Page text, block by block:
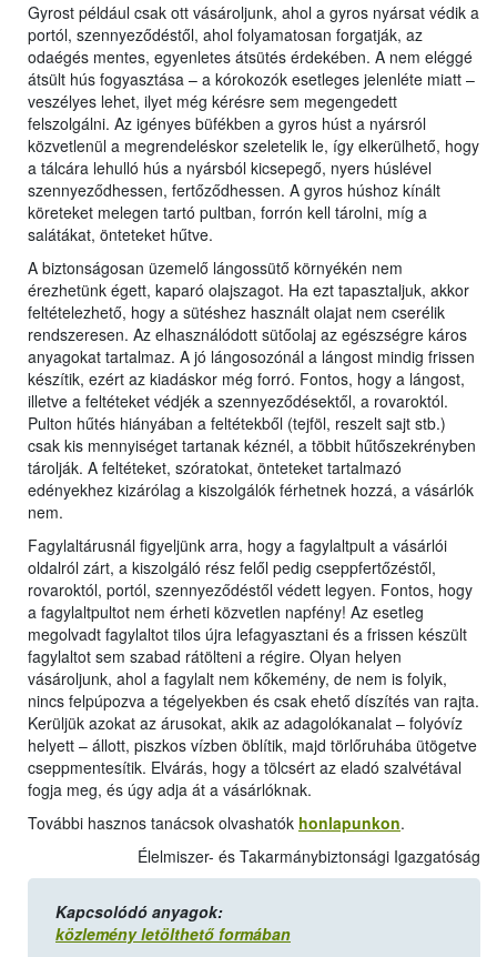
Gyrost például csak ott vásároljunk, ahol a gyros nyársat védik a
portól, szennyeződéstől, ahol folyamatosan forgatják, az
odaégés mentes, egyenletes átsütés érdekében. A nem eléggé
átsült hús fogyasztása – a kórokozók esetleges jelenléte miatt –
veszélyes lehet, ilyet még kérésre sem megengedett
felszolgálni. Az igényes büfékben a gyros húst a nyársról
közvetlenül a megrendeléskor szeletelik le, így elkerülhető, hogy
a tálcára lehulló hús a nyársból kicsepegő, nyers húslével
szennyeződhessen, fertőződhessen. A gyros húshoz kínált
köreteket melegen tartó pultban, forrón kell tárolni, míg a
salátákat, önteteket hűtve.
A biztonságosan üzemelő lángossütő környékén nem
érezhetünk égett, kaparó olajszagot. Ha ezt tapasztaljuk, akkor
feltételezhető, hogy a sütéshez használt olajat nem cserélik
rendszeresen. Az elhasználódott sütőolaj az egészségre káros
anyagokat tartalmaz. A jó lángosozónál a lángost mindig frissen
készítik, ezért az kiadáskor még forró. Fontos, hogy a lángost,
illetve a feltéteket védjék a szennyeződésektől, a rovaroktól.
Pulton hűtés hiányában a feltétekből (tejföl, reszelt sajt stb.)
csak kis mennyiséget tartanak kéznél, a többit hűtőszekrényben
tárolják. A feltéteket, szóratokat, önteteket tartalmazó
edényekhez kizárólag a kiszolgálók férhetnek hozzá, a vásárlók
nem.
Fagylaltárusnál figyeljünk arra, hogy a fagylaltpult a vásárlói
oldalról zárt, a kiszolgáló rész felől pedig cseppfertőzéstől,
rovaroktól, portól, szennyeződéstől védett legyen. Fontos, hogy
a fagylaltpultot nem érheti közvetlen napfény! Az esetleg
megolvadt fagylaltot tilos újra lefagyasztani és a frissen készült
fagylaltot sem szabad rátölteni a régire. Olyan helyen
vásároljunk, ahol a fagylalt nem kőkemény, de nem is folyik,
nincs felpúpozva a tégelyekben és csak ehető díszítés van rajta.
Kerüljük azokat az árusokat, akik az adagolókanalat – folyóvíz
helyett – állott, piszkos vízben öblítik, majd törlőruhába ütögetve
cseppmentesítik. Elvárás, hogy a tölcsért az eladó szalvétával
fogja meg, és úgy adja át a vásárlóknak.
További hasznos tanácsok olvashatók honlapunkon.
Élelmiszer- és Takarmánybiztonsági Igazgatóság
Kapcsolódó anyagok:
közlemény letölthető formában